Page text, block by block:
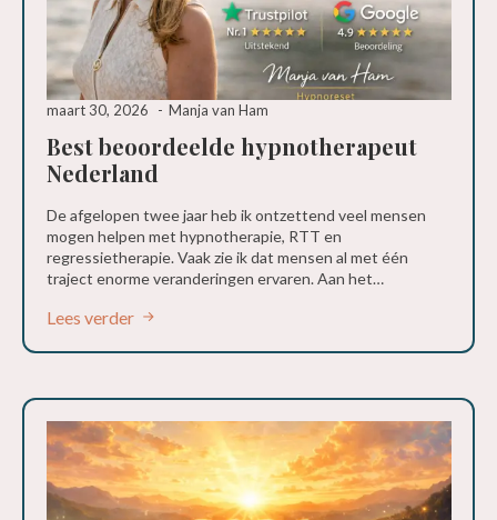
Best beoordeelde hypnotherapeut
Nederland
maart 30, 2026 Manja van Ham
De afgelopen twee jaar heb ik ontzettend veel mensen
mogen helpen met hypnotherapie, RTT en
regressietherapie. Vaak zie ik dat mensen al met één
traject enorme veranderingen ervaren. Aan het…
Lees verder